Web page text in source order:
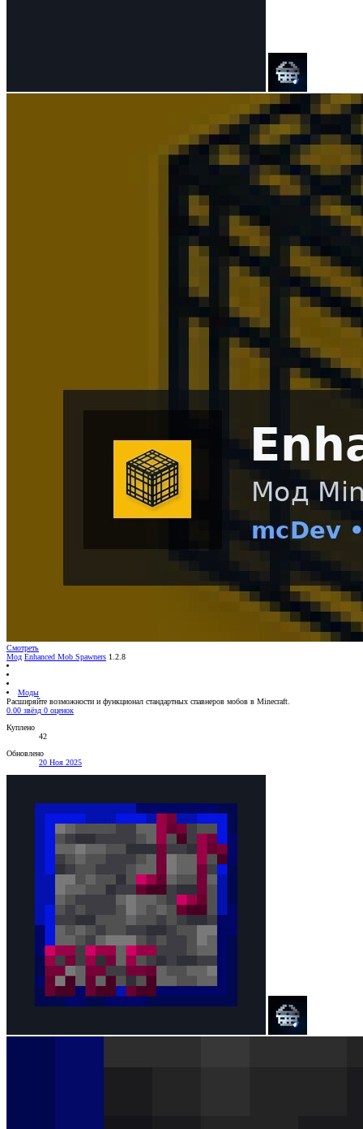
Смотреть
Мод Enhanced Mob Spawners 1.2.8
Моды
Расширяйте возможности и функционал стандартных спавнеров мобов в Minecraft.
0.00 звёзд 0 оценок
Куплено
42
Обновлено
20 Ноя 2025